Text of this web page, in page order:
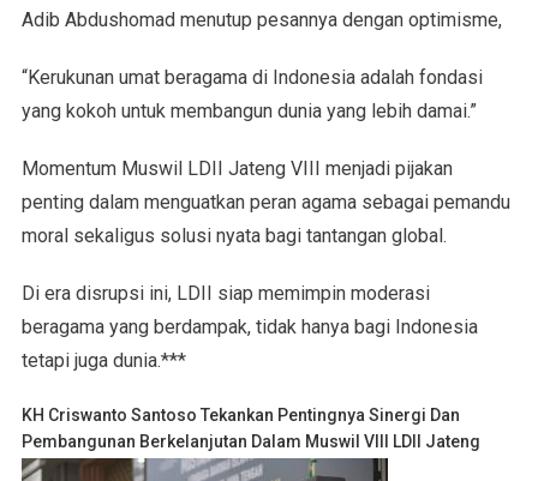
Adib Abdushomad menutup pesannya dengan optimisme,
“Kerukunan umat beragama di Indonesia adalah fondasi
yang kokoh untuk membangun dunia yang lebih damai.”
Momentum Muswil LDII Jateng VIII menjadi pijakan
penting dalam menguatkan peran agama sebagai pemandu
moral sekaligus solusi nyata bagi tantangan global.
Di era disrupsi ini, LDII siap memimpin moderasi
beragama yang berdampak, tidak hanya bagi Indonesia
tetapi juga dunia.***
KH Criswanto Santoso Tekankan Pentingnya Sinergi Dan
Pembangunan Berkelanjutan Dalam Muswil VIII LDII Jateng